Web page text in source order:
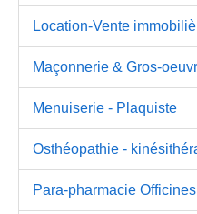
Location-Vente
Maçonnerie & Gros-
Menuiserie - Plaquiste
Osthéopathie -
Para-pharmacie Officines